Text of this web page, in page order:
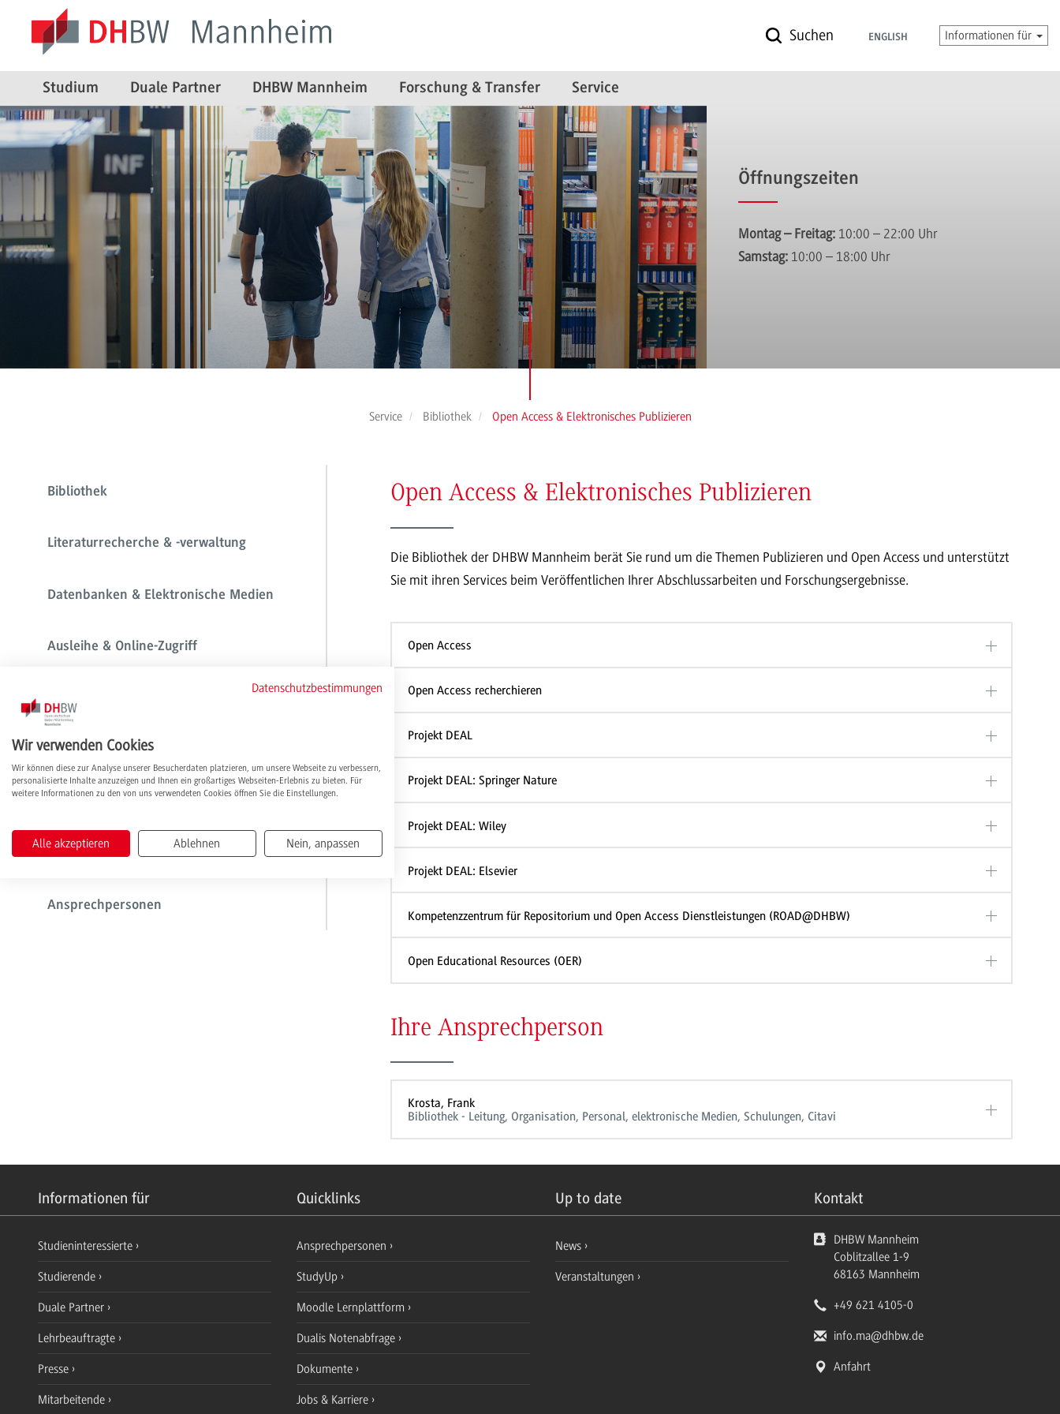
Suchen ENGLISH Informationen für
Studium Duale Partner DHBW Mannheim Forschung & Transfer Service
Öffnungszeiten
Montag – Freitag: 10:00 – 22:00 Uhr
Samstag: 10:00 – 18:00 Uhr
Service Bibliothek Open Access & Elektronisches Publizieren
Bibliothek
Literaturrecherche & -verwaltung
Datenbanken & Elektronische Medien
Ausleihe & Online-Zugriff
Beratung, Schulungen & Online-Tutorials
A bis Z
Ansprechpersonen
Open Access & Elektronisches Publizieren
Die Bibliothek der DHBW Mannheim berät Sie rund um die Themen Publizieren und Open Access und unterstützt
Sie mit ihren Services beim Veröffentlichen Ihrer Abschlussarbeiten und Forschungsergebnisse.
Open Access
Open Access recherchieren
Projekt DEAL
Projekt DEAL: Springer Nature
Projekt DEAL: Wiley
Projekt DEAL: Elsevier
Kompetenzzentrum für Repositorium und Open Access Dienstleistungen (ROAD@DHBW)
Open Educational Resources (OER)
Ihre Ansprechperson
Krosta, Frank
Bibliothek - Leitung, Organisation, Personal, elektronische Medien, Schulungen, Citavi
Informationen für Quicklinks Up to date Kontakt
Studieninteressierte
Studierende
Duale Partner
Lehrbeauftragte
Presse
Mitarbeitende
Ansprechpersonen
StudyUp
Moodle Lernplattform
Dualis Notenabfrage
Dokumente
Jobs & Karriere
News
Veranstaltungen
DHBW Mannheim
Coblitzallee 1-9
68163 Mannheim
+49 621 4105-0
info.ma@dhbw.de
Anfahrt
Datenschutzbestimmungen
Wir verwenden Cookies
Wir können diese zur Analyse unserer Besucherdaten platzieren, um unsere Webseite zu verbessern,
personalisierte Inhalte anzuzeigen und Ihnen ein großartiges Webseiten-Erlebnis zu bieten. Für
weitere Informationen zu den von uns verwendeten Cookies öffnen Sie die Einstellungen.
Alle akzeptieren Ablehnen Nein, anpassen